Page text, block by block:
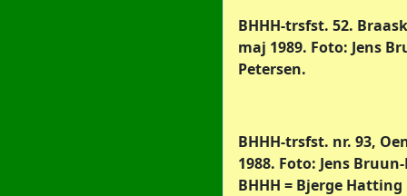
BHHH-trsfst. 52.
maj 1989. Foto: Jens
Petersen.
BHHH-trsfst. nr. 93,
1988. Foto: Jens
BHHH = Bjerge